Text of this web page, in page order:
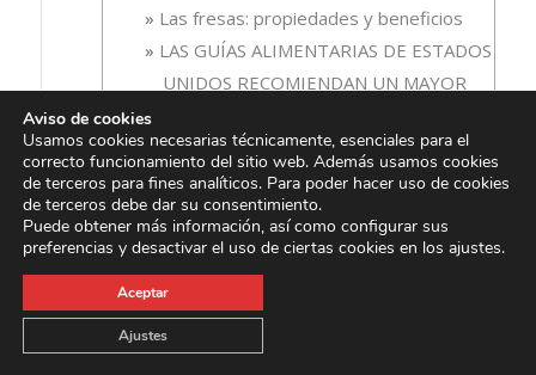
Las fresas: propiedades y beneficios
LAS GUÍAS ALIMENTARIAS DE ESTADOS
UNIDOS RECOMIENDAN UN MAYOR
Las mejores frutas para el invierno
Las mejores técnicas de concentración para
estudiar
Limonada para el verano
Los Arándanos: Aliado natural para la salud
renal
Los diferentes estados de la fruta y sus
Aviso de cookies
Usamos cookies necesarias técnicamente, esenciales para el
correcto funcionamiento del sitio web. Además usamos cookies
de terceros para fines analíticos. Para poder hacer uso de cookies
de terceros debe dar su consentimiento.
Puede obtener más información, así como configurar sus
preferencias y desactivar el uso de ciertas cookies en los ajustes.
Aceptar
Ajustes